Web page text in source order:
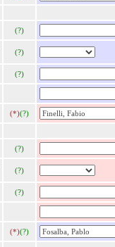
(?)
(?)
(?)
(*)(?)
(?)
(?)
(?)
(*)(?)